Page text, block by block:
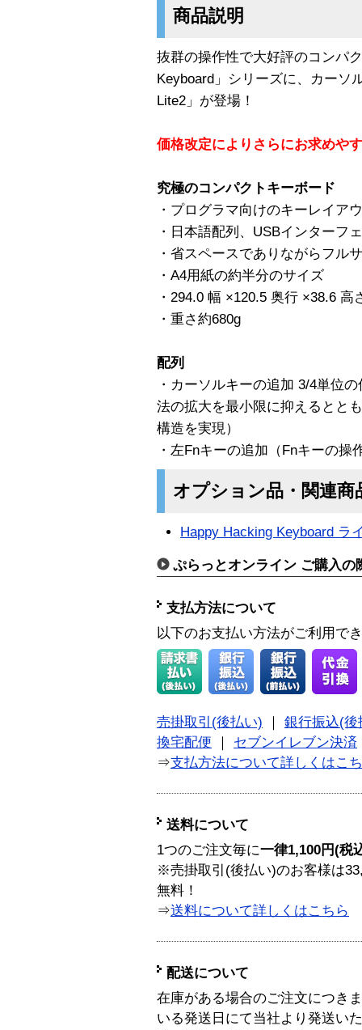
商品説明
抜群の操作性で大好評のコンパ
Keyboard」シリーズに、カーソ
Lite2」が登場！
価格改定によりさらにお求めや
究極のコンパクトキーボード
・プログラマ向けのキーレイア
・日本語配列、USBインターフ
・省スペースでありながらフル
・A4用紙の約半分のサイズ
・294.0 幅 ×120.5 奥行 ×38.6 高
・重さ約680g
配列
・カーソルキーの追加 3/4単位
法の拡大を最小限に抑えるとと
構造を実現）
・左Fnキーの追加（Fnキーの操
オプション品・関連商
Happy Hacking Keyboard ラ
ぷらっとオンライン ご購入の
支払方法について
以下のお支払い方法がご利用で
売掛取引(後払い)
銀行振込(後
換宅配便
セブンイレブン決済
⇒支払方法について詳しくはこ
送料について
1つのご注文毎に一律1,100円(税
※売掛取引(後払い)のお客様は
無料！
⇒送料について詳しくはこちら
配送について
在庫がある場合のご注文につき
いる発送日にて当社より発送い